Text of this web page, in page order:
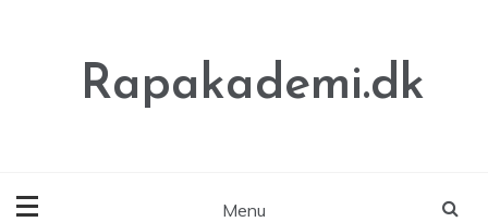
Rapakademi.dk
Menu